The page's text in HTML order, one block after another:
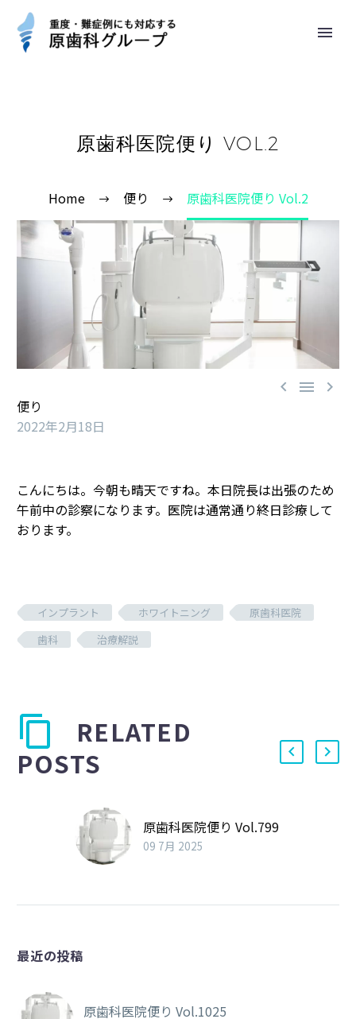
原歯科医院便り VOL.2
Home 便り 原歯科医院便り Vol.2
  
便り
2022年2月18日
こんにちは。今朝も晴天ですね。本日院長は出張のため
午前中の診察になります。医院は通常通り終日診療して
おります。
インプラント ホワイトニング
原歯科医院
歯科
治療解説
RELATED
POSTS
原歯科医院便り Vol.799
09 7月 2025
最近の投稿
原歯科医院便り Vol.1025